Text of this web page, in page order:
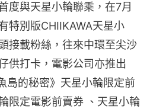
度與天星小輪聯乘，在7月
特別版CHIIKAWA天星小
接載粉絲，往來中環至尖沙
供打卡，電影公司亦推出
島的秘密》天星小輪限定前
限定電影前賣券 、天星小輪